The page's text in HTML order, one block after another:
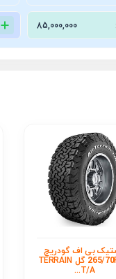
85,000,000
لاستیک نکسن 265/70R
17 گل ROADIAN AT Pro
RA8